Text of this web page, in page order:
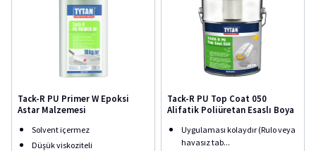
Tack-R PU Primer W Epoksi
Astar Malzemesi
Solvent içermez
Düşük viskoziteli
Tack-R PU Top Coat 050
Alifatik Poliüretan Esaslı Boya
Uygulaması kolaydır (Rulo veya
havasız tab...